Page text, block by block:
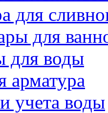
для
для
для воды
арматура
учета воды